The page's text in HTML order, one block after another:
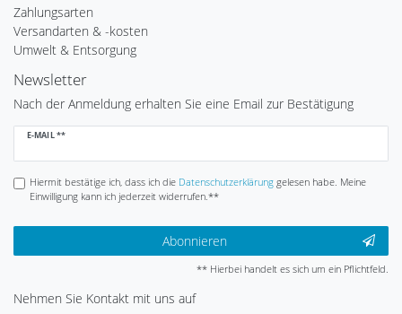
Zahlungsarten
Versandarten & -kosten
Umwelt & Entsorgung
Newsletter
Nach der Anmeldung erhalten Sie eine Email zur Bestätigung
E-MAIL **
Newsletter
Hiermit bestätige ich, dass ich die Daten­schutz­erklärunggelesen habe. Meine
Einwilligung kann ich jederzeit widerrufen.**
Abonnieren
** Hierbei handelt es sich um ein Pflichtfeld.
Nehmen Sie Kontakt mit uns auf